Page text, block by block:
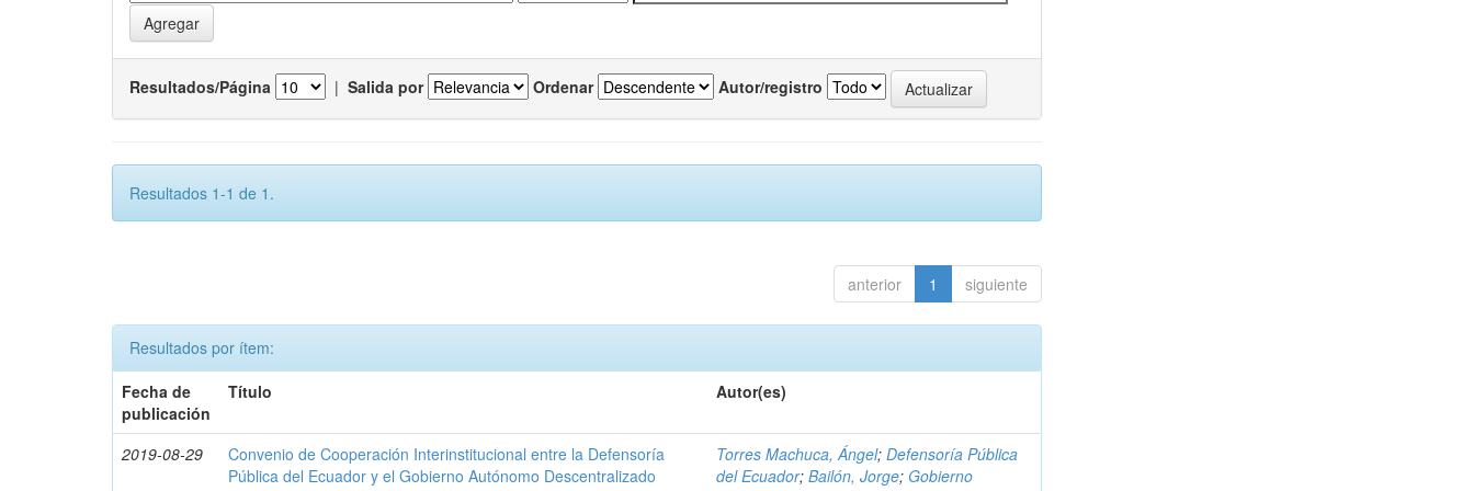
Resultados/Página | Salida por Ordenar Autor/registro
Resultados 1-1 de 1.
anterior 1 siguiente
Resultados por ítem:
Fecha de
publicación
Título Autor(es)
2019-08-29
Convenio de Cooperación Interinstitucional entre la Defensoría
Pública del Ecuador y el Gobierno Autónomo Descentralizado
Torres Machuca, Ángel;Defensoría Pública
del Ecuador;Bailón, Jorge; Gobierno